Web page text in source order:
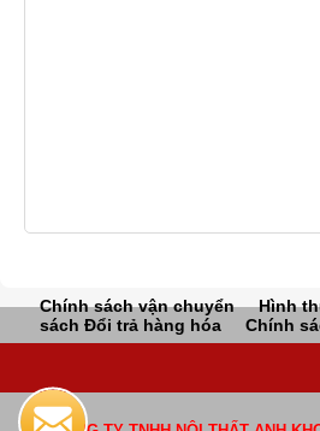
Chính sách vận chuyển Hình
sách Đổi trả hàng hóa
Chính